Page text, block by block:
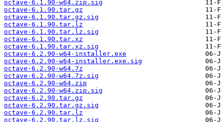
octave-6.1.90-w64.zip.sig
octave-6.1.90.tar.gz
octave-6.1.90.tar.gz.sig
octave-6.1.90.tar.lz
octave-6.1.90.tar.lz.sig
octave-6.1.90.tar.xz
octave-6.1.90.tar.xz.sig
octave-6.2.90-w64-installer.exe
octave-6.2.90-w64-installer.exe.sig
octave-6.2.90-w64.7z
octave-6.2.90-w64.7z.sig
octave-6.2.90-w64.zip
octave-6.2.90-w64.zip.sig
octave-6.2.90.tar.gz
octave-6.2.90.tar.gz.sig
octave-6.2.90.tar.lz
octave-6.2.90.tar.lz.sig